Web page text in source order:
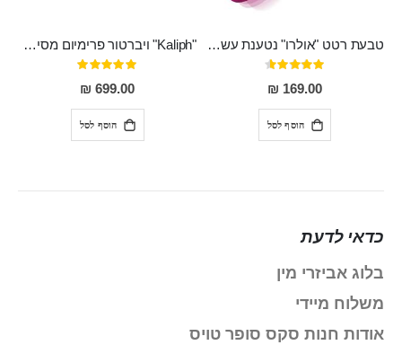
טבעת רטט "אולרו" נטענת עשויה סיליקון רפואי עם רטט חזק ומטריף חושים
דירוג:
91%
169.00 ₪
הוסף לסל
"Kaliph" ויברטור פרימיום מסיליקון רפואי , נטען, שקט במיוחד, מסתובב ומתפתל, שמנמן עם חדירה 14 סמ
דירוג:
100%
699.00 ₪
הוסף לסל
כדאי לדעת
בלוג אביזרי מין
משלוח מיידי
אודות חנות סקס סופר טויס